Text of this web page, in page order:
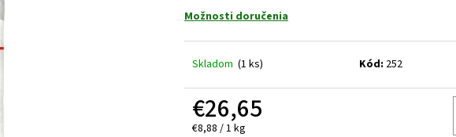
Možnosti doručenia
Skladom (1 ks) Kód: 252
€26,65
Jednotková
€8,88 / 1 kg